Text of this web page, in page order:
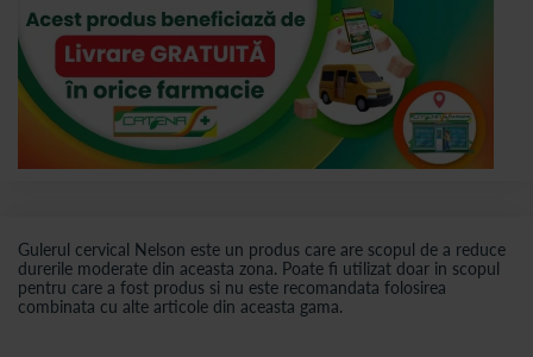
Gulerul cervical Nelson este un produs care are scopul de a reduce
durerile moderate din aceasta zona. Poate fi utilizat doar in scopul
pentru care a fost produs si nu este recomandata folosirea
combinata cu alte articole din aceasta gama.